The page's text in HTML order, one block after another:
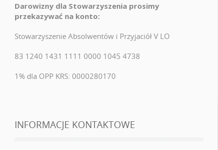
Darowizny dla Stowarzyszenia prosimy
przekazywać na konto:
Stowarzyszenie Absolwentów i Przyjaciół V LO
83 1240 1431 1111 0000 1045 4738
1% dla OPP KRS: 0000280170
INFORMACJE KONTAKTOWE